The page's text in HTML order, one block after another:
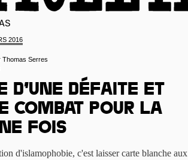
2016
Thomas Serres
d’une défaite et
combat pour la
fois
d'islamophobie, c'est laisser carte blanche aux